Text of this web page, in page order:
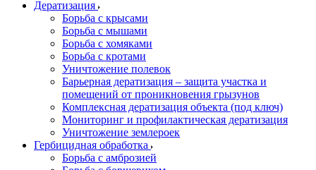
Дератизация
Борьба с крысами
Борьба с мышами
Борьба с хомяками
Борьба с кротами
Уничтожение полевок
Барьерная дератизация – защита участка и
помещений от проникновения грызунов
Комплексная дератизация объекта (под ключ)
Мониторинг и профилактическая дератизация
Уничтожение землероек
Гербицидная обработка
Борьба с амброзией